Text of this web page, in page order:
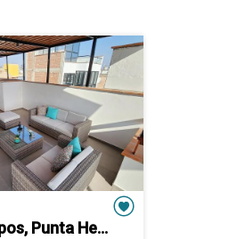
Casa en Pulpos, Punta Hermosa